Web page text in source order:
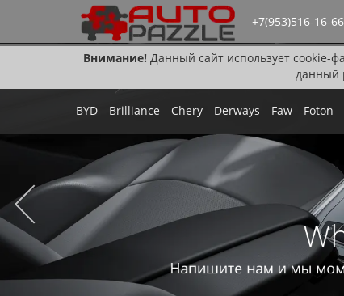
Внимание!Данный сайт использует cookie-
данный
+7(953)516-16-66
BYD Brilliance Chery Derways Faw Foton
Напишите нам и мы